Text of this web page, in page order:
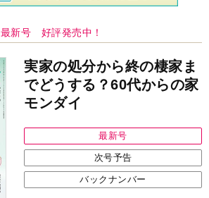
最新号 好評発売中！
実家の処分から終の棲家ま
でどうする？60代からの家
モンダイ
最新号
次号予告
バックナンバー